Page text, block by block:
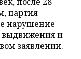
партия
нарушение
выдвижения и
заявлении.